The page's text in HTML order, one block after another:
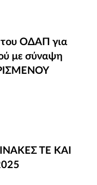
ΟΔΑΠ για την
σύναψη
ΟΔΑΠ για
με σύναψη
ΤΕ ΚΑΙ ΥΕ
ΤΕ ΚΑΙ